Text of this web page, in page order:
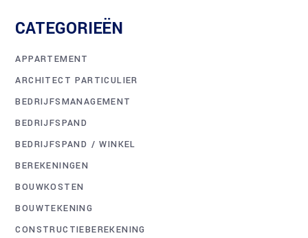
CATEGORIEËN
APPARTEMENT
ARCHITECT PARTICULIER
BEDRIJFSMANAGEMENT
BEDRIJFSPAND
BEDRIJFSPAND / WINKEL
BEREKENINGEN
BOUWKOSTEN
BOUWTEKENING
CONSTRUCTIEBEREKENING